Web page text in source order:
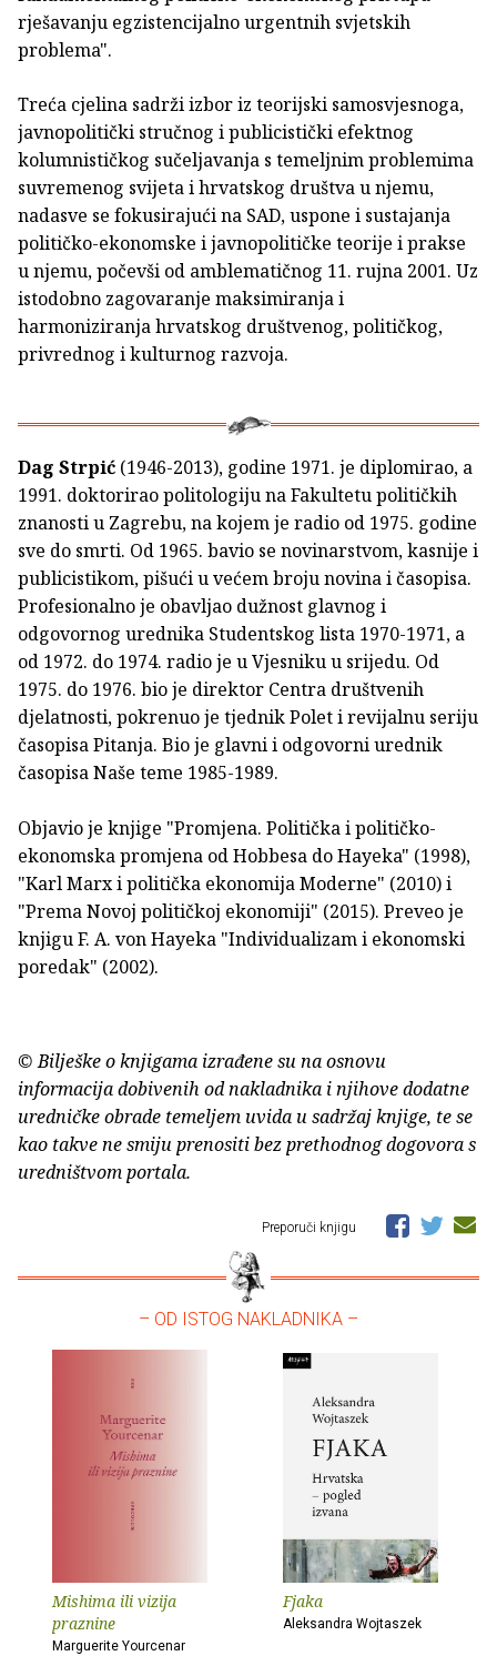
rješavanju egzistencijalno urgentnih svjetskih
problema".
Treća cjelina sadrži izbor iz teorijski samosvjesnoga,
javnopolitički stručnog i publicistički efektnog
kolumnističkog sučeljavanja s temeljnim problemima
suvremenog svijeta i hrvatskog društva u njemu,
nadasve se fokusirajući na SAD, uspone i sustajanja
političko-ekonomske i javnopolitičke teorije i prakse
u njemu, počevši od amblematičnog 11. rujna 2001. Uz
istodobno zagovaranje maksimiranja i
harmoniziranja hrvatskog društvenog, političkog,
privrednog i kulturnog razvoja.
Dag Strpić (1946-2013), godine 1971. je diplomirao, a
1991. doktorirao politologiju na Fakultetu političkih
znanosti u Zagrebu, na kojem je radio od 1975. godine
sve do smrti. Od 1965. bavio se novinarstvom, kasnije i
publicistikom, pišući u većem broju novina i časopisa.
Profesionalno je obavljao dužnost glavnog i
odgovornog urednika Studentskog lista 1970-1971, a
od 1972. do 1974. radio je u Vjesniku u srijedu. Od
1975. do 1976. bio je direktor Centra društvenih
djelatnosti, pokrenuo je tjednik Polet i revijalnu seriju
časopisa Pitanja. Bio je glavni i odgovorni urednik
časopisa Naše teme 1985-1989.
Objavio je knjige "Promjena. Politička i političko-
ekonomska promjena od Hobbesa do Hayeka" (1998),
"Karl Marx i politička ekonomija Moderne" (2010) i
"Prema Novoj političkoj ekonomiji" (2015). Preveo je
knjigu F. A. von Hayeka "Individualizam i ekonomski
poredak" (2002).
© Bilješke o knjigama izrađene su na osnovu
informacija dobivenih od nakladnika i njihove dodatne
uredničke obrade temeljem uvida u sadržaj knjige, te se
kao takve ne smiju prenositi bez prethodnog dogovora s
uredništvom portala.
Preporuči knjigu
– OD ISTOG NAKLADNIKA –
Mishima ili vizija
praznine
Marguerite Yourcenar
Fjaka
Aleksandra Wojtaszek